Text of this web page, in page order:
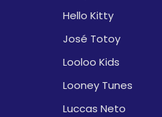
Hello Kitty
José Totoy
Looloo Kids
Looney Tunes
Luccas Neto